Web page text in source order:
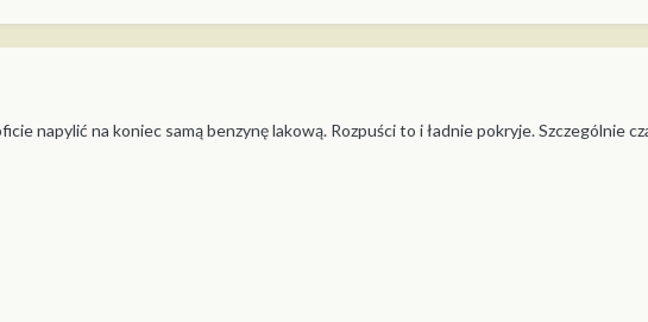
napylić na koniec samą benzynę lakową. Rozpuści to i ładnie pokryje. Szczególnie